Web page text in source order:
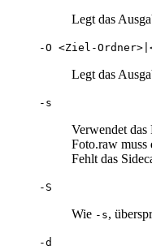
Legt das
-O <Ziel-
Legt das
-s
Verwendet
Foto.raw muss
Fehlt das
-S
Wie -s,
-d